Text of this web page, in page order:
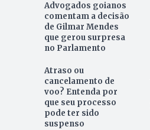
Advogados goianos
comentam a decisão
de Gilmar Mendes
que gerou surpresa
no Parlamento
Atraso ou
cancelamento de
voo? Entenda por
que seu processo
pode ter sido
suspenso